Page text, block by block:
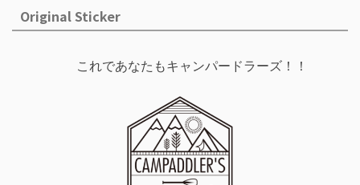
Original Sticker
これであなたもキャンパードラーズ！！